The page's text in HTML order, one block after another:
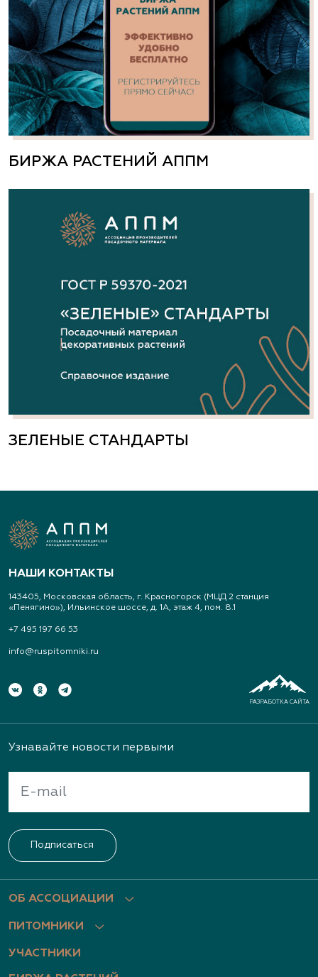
БИРЖА РАСТЕНИЙ АППМ
ЗЕЛЕНЫЕ СТАНДАРТЫ
НАШИ КОНТАКТЫ
143405, Московская область, г. Красногорск (МЦД 2 станция
«Пенягино»), Ильинское шоссе, д. 1А, этаж 4, пом. 8.1
+7 495 197 66 53
info@ruspitomniki.ru
РАЗРАБОТКА САЙТА
ОБ АССОЦИАЦИИ
ПИТОМНИКИ
УЧАСТНИКИ
Узнавайте новости первыми
Подписаться